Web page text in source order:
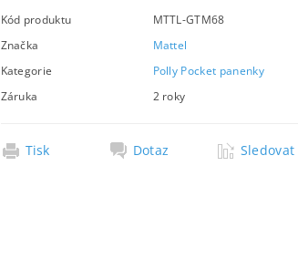
Kód produktu
MTTL-GTM68
Značka
Mattel
Kategorie
Polly Pocket panenky
Záruka
2 roky
Tisk Dotaz